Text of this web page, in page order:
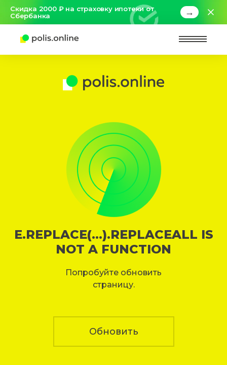
Скидка 2000 ₽ на страховку ипотеки от
Сбербанка
→
E.REPLACE(...).REPLACEALL IS
NOT A FUNCTION
Попробуйте обновить
страницу.
Обновить